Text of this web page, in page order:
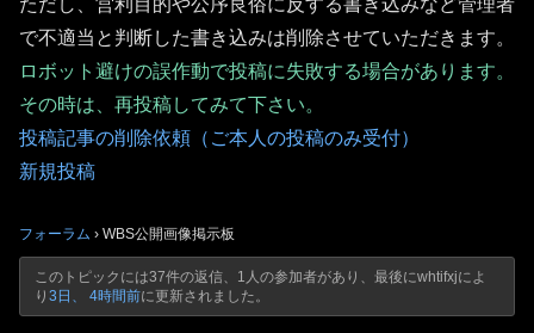
で不適当と判断した書き込みは削除させていただきます。
ロボット避けの誤作動で投稿に失敗する場合があります。
その時は、再投稿してみて下さい。
投稿記事の削除依頼（ご本人の投稿のみ受付）
新規投稿
フォーラム › WBS公開画像掲示板
このトピックには37件の返信、1人の参加者があり、最後にwhtifxjによ
り 3日、 4時間前に更新されました。